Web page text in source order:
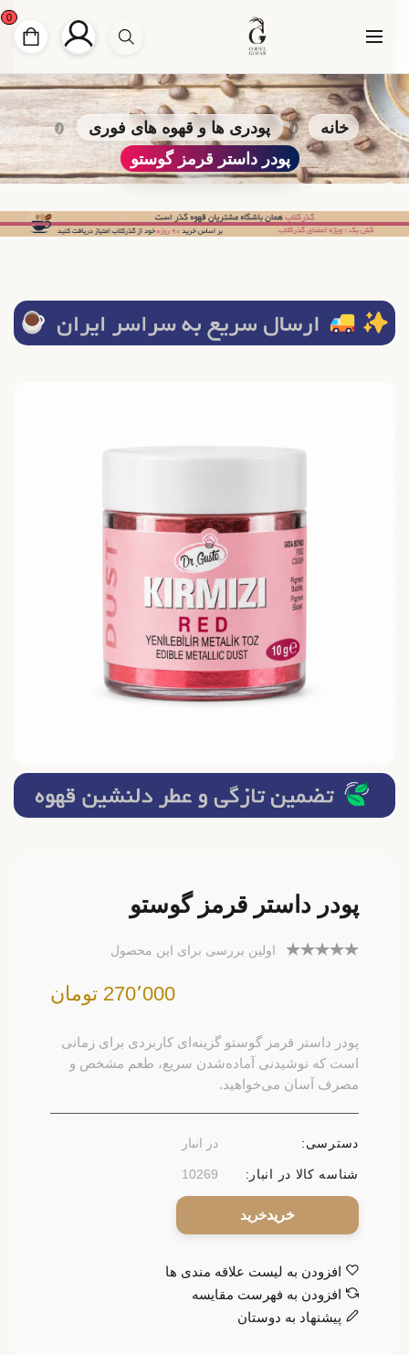
خانه
پودری ها و قهوه های فوری
پودر داستر قرمز گوستو
پودر داستر قرمز گوستو
اولین بررسی برای این محصول
270٬000 تومان
پودر داستر قرمز گوستو گزینه‌ای کاربردی برای زمانی
است که نوشیدنی آماده‌شدن سریع، طعم مشخص و
مصرف آسان می‌خواهید.
دسترسی: در انبار
شناسه کالا در انبار: 10269
خرید
افزودن به لیست علاقه مندی ها
افزودن به فهرست مقایسه
پیشنهاد به دوستان